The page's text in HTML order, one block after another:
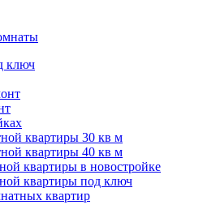
ключ
квартиры 30 кв м
квартиры 40 кв м
квартиры в новостройке
квартиры под ключ
квартир